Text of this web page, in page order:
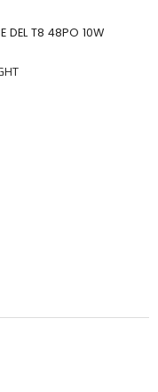
DEL T8 48PO 10W